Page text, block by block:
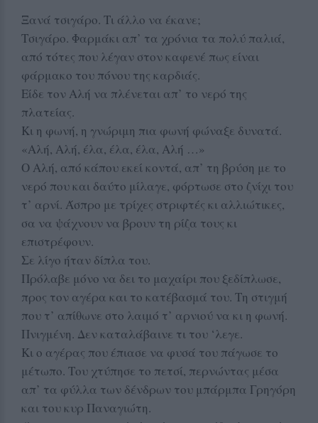
Ξανά τσιγάρο. Τι άλλο να έκανε;
Τσιγάρο. Φαρμάκι απ’ τα χρόνια τα πολύ παλιά,
από τότες που λέγαν στον καφενέ πως είναι
φάρμακο του πόνου της καρδιάς.
Είδε τον Αλή να πλένεται απ’ το νερό της
πλατείας.
Κι η φωνή, η γνώριμη πια φωνή φώναξε δυνατά.
«Αλή, Αλή, έλα, έλα, έλα, Αλή …»
Ο Αλή, από κάπου εκεί κοντά, απ’ τη βρύση με το
νερό που και δαύτο μίλαγε, φόρτωσε στο ζνίχι του
τ’ αρνί. Άσπρο με τρίχες στριφτές κι αλλιώτικες,
σα να ψάχνουν να βρουν τη ρίζα τους κι
επιστρέφουν.
Σε λίγο ήταν δίπλα του.
Πρόλαβε μόνο να δει το μαχαίρι που ξεδίπλωσε,
προς τον αγέρα και το κατέβασμά του. Τη στιγμή
που τ’ απίθωνε στο λαιμό τ’ αρνιού να κι η φωνή.
Πνιγμένη. Δεν καταλάβαινε τι του ‘λεγε.
Κι ο αγέρας που έπιασε να φυσά του πάγωσε το
μέτωπο. Του χτύπησε το πετσί, περνώντας μέσα
απ’ τα φύλλα των δένδρων του μπάρμπα Γρηγόρη
και του κυρ Παναγιώτη.